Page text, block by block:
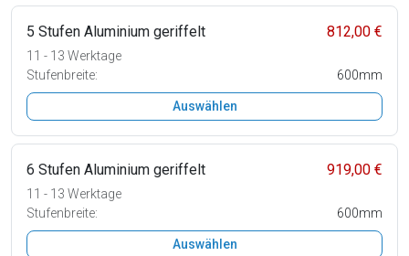
5 Stufen Aluminium geriffelt 812,00 €
11 - 13 Werktage
Stufenbreite:
600mm
Auswählen
6 Stufen Aluminium geriffelt 919,00 €
11 - 13 Werktage
Stufenbreite:
600mm
Auswählen